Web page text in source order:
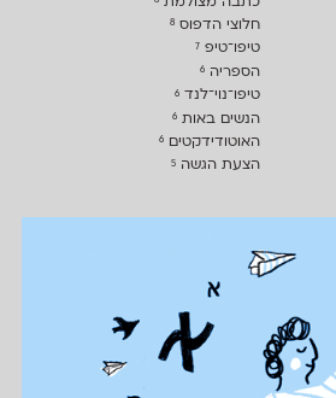
חלוצי הדפוס8
טיפו־טיפ7
הספריה6
טיפו־נוי־לנד6
הנשים באות6
האוטודידקטים6
הצעת הגשה5